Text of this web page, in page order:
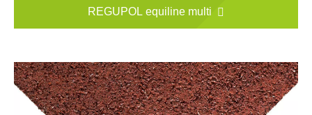
REGUPOL equiline multi